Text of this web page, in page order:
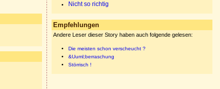
Nicht so richtig
Empfehlungen
Andere Leser dieser Story haben auch folgende gelesen:
Die meisten schon verscheucht ?
&Uuml;berraschung
Störrisch !